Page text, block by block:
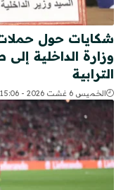
شكايات حول حملات
وزارة الداخلية
الترابية
الخميس 6 غشت 2026 - 15:06